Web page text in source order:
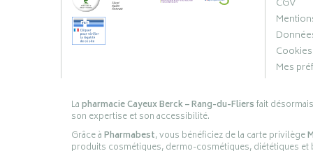
CGV
Cookies
Mes
Lapharmacie Cayeux Berck – Rang-du-Fliersfait
son expertise et son accessibilité.
Grâce àPharmabest, vous bénéficiez de la carte privilège
produits cosmétiques, dermo-cosmétiques, diététiques